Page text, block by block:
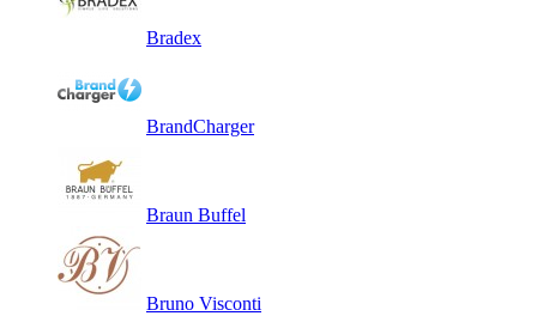
Bradex
BrandCharger
Braun Buffel
Bruno Visconti